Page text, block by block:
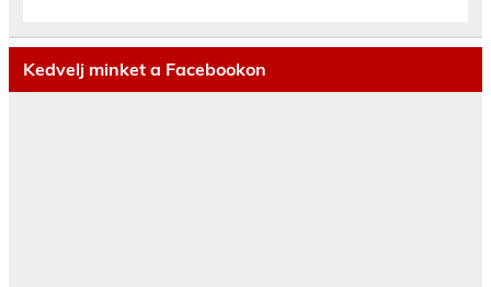
Kedvelj minket a Facebookon